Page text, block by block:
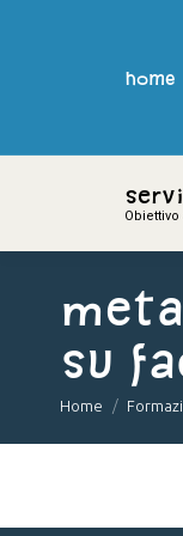
home
Obiettivo
su
You are here:
Home
home
Obiettivo